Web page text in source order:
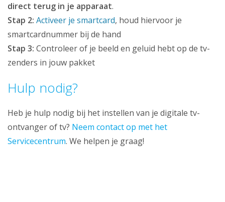
direct terug in je apparaat.
Stap 2: Activeer je smartcard, houd hiervoor je
smartcardnummer bij de hand
Stap 3: Controleer of je beeld en geluid hebt op de tv-
zenders in jouw pakket
Hulp nodig?
Heb je hulp nodig bij het instellen van je digitale tv-
ontvanger of tv? Neem contact op met het
Servicecentrum. We helpen je graag!